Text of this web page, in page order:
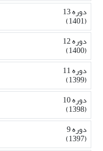
دوره 13
(1401)
دوره 12
(1400)
دوره 11
(1399)
دوره 10
(1398)
دوره 9
(1397)